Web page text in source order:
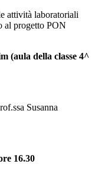
attività laboratoriali
al progetto PON
(aula della classe 4^
Susanna
16.30